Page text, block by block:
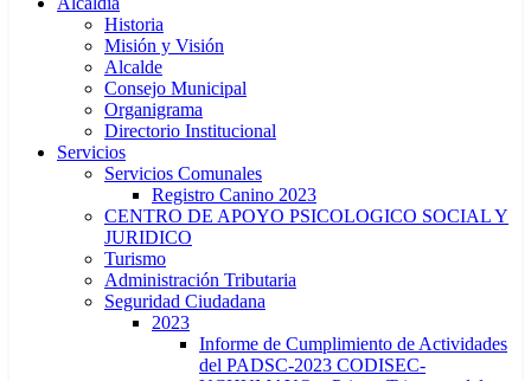
Historia
Misión y Visión
Alcalde
Consejo Municipal
Organigrama
Directorio Institucional
Servicios
Servicios Comunales
Registro Canino 2023
CENTRO DE APOYO PSICOLOGICO SOCIAL Y
JURIDICO
Turismo
Administración Tributaria
Seguridad Ciudadana
2023
Informe de Cumplimiento de Actividades
del PADSC-2023 CODISEC-